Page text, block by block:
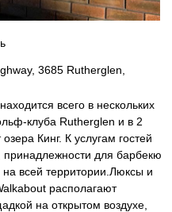
3685 Rutherglen,
всего в нескольких
клуба Rutherglen и в 2
Кинг. К услугам гостей
принадлежности для барбекю
всей территории.Люксы и
располагают
на открытом воздухе,